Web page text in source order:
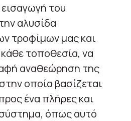
του
αλυσίδα
τροφίμωνμαςκαι
τοποθεσία, να
αναθεώρηση της
οποία βασίζεται
ένα πλήρες και
σύστημα, όπως αυτό